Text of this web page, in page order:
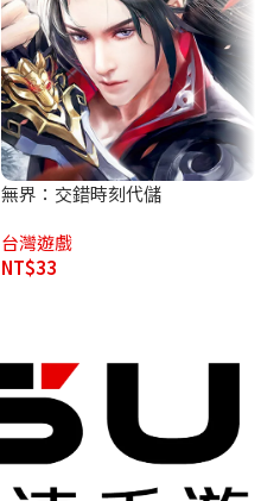
無界：交錯時刻代儲
台灣遊戲
NT$33